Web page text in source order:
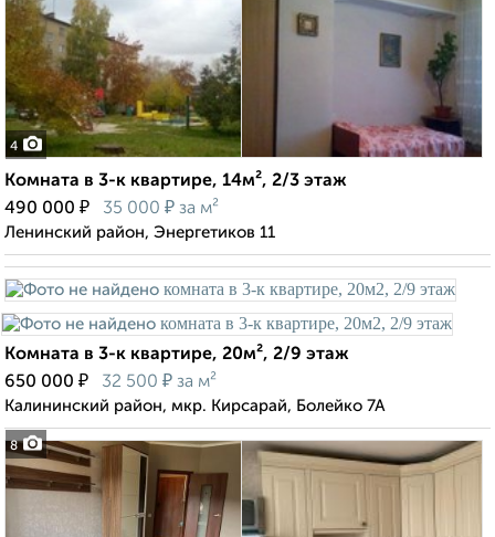
4
Комната в 3-к квартире, 14м², 2/3 этаж
490 000 ₽ 35 000 ₽ за м²
Ленинский район, Энергетиков 11
8
Комната в 3-к квартире, 20м², 2/9 этаж
650 000 ₽ 32 500 ₽ за м²
Калининский район, мкр. Кирсарай, Болейко 7А